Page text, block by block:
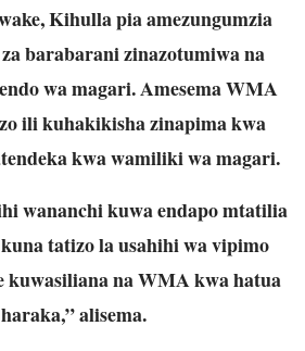
Kihulla pia amezungumzia
barabarani zinazotumiwa na
wa magari. Amesema WMA
ili kuhakikisha zinapima kwa
kwa wamiliki wa magari.
wananchi kuwa endapo mtatilia
tatizo la usahihi wa vipimo
kuwasiliana na WMA kwa hatua
alisema.